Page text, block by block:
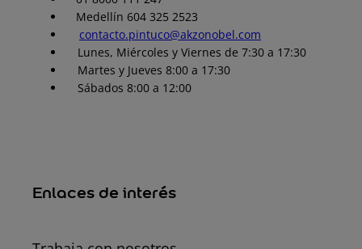
Medellín 604 325 2523
contacto.pintuco@akzonobel.com
Lunes, Miércoles y Viernes de 7:30 a 17:30
Martes y Jueves 8:00 a 17:30
Sábados 8:00 a 12:00
Enlaces de interés